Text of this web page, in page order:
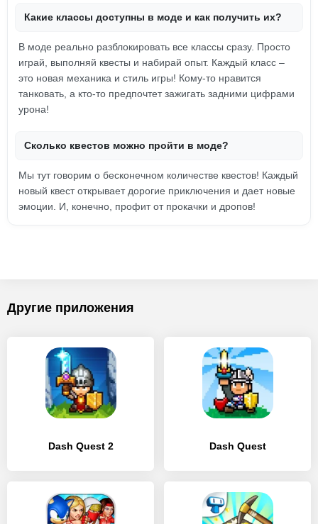
Какие классы доступны в моде и как получить их?
В моде реально разблокировать все классы сразу. Просто
играй, выполняй квесты и набирай опыт. Каждый класс –
это новая механика и стиль игры! Кому-то нравится
танковать, а кто-то предпочтет зажигать задними цифрами
урона!
Сколько квестов можно пройти в моде?
Мы тут говорим о бесконечном количестве квестов! Каждый
новый квест открывает дорогие приключения и дает новые
эмоции. И, конечно, профит от прокачки и дропов!
Другие приложения
Dash Quest 2 Dash Quest